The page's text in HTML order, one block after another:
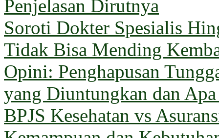
Penjelasan Dirutnya
Soroti Dokter Spesialis
Tidak Bisa Mending
Opini: Penghapusan
yang Diuntungkan dan
BPJS Kesehatan vs